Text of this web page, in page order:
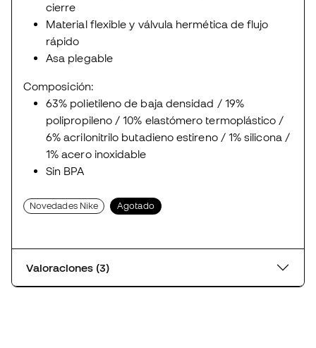
cierre
Material flexible y válvula hermética de flujo
rápido
Asa plegable
Composición:
63% polietileno de baja densidad / 19%
polipropileno / 10% elastómero termoplástico /
6% acrilonitrilo butadieno estireno / 1% silicona /
1% acero inoxidable
Sin BPA
Novedades Nike Agotado
Valoraciones (3)